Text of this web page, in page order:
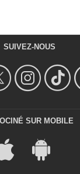
SUIVEZ-NOUS
SUR MOBILE